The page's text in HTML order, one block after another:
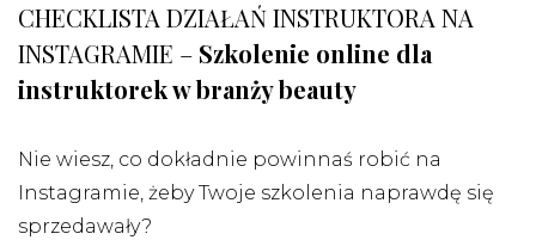
CHECKLISTA DZIAŁAŃ INSTRUKTORA NA
INSTAGRAMIE – Szkolenie online dla
instruktorek w branży beauty
Nie wiesz, co dokładnie powinnaś robić na
Instagramie, żeby Twoje szkolenia naprawdę się
sprzedawały?